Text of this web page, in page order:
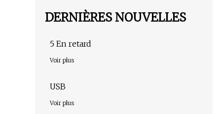
DERNIÈRES NOUVELLES
5 En retard
Voir plus
USB
Voir plus